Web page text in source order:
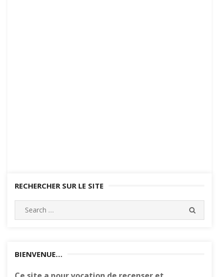
RECHERCHER SUR LE SITE
Search
for:
BIENVENUE…